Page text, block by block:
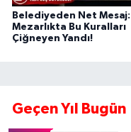
Belediyeden Net Mesaj:
Mezarlıkta Bu Kuralları
Çiğneyen Yandı!
Geçen Yıl Bugün